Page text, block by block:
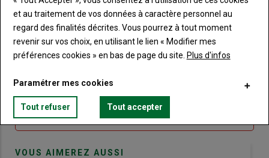
Sous-
titre
Vous n'êtes pas abonné(e)
TITRE CRÉEZ UN COMPTE
BodyChoisissez votre formule et créez votre
Lien Créez un compte
VOUS AIMEREZ AUSSI
et au traitement de vos données à caractère personnel au
regard des finalités décrites. Vous pourrez à tout moment
revenir sur vos choix, en utilisant le lien « Modifier mes
préférences cookies » en bas de page du site. Plus d'infos
Paramétrer mes cookies
Tout refuser Tout accepter